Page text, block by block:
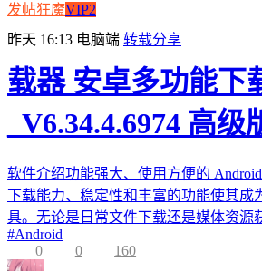
发帖狂魔VIP2
昨天 16:13 电脑端 转载分享
载器 安卓多功能下
_V6.34.4.6974 高级
软件介绍功能强大、使用方便的
下载能力、稳定性和丰富的功能使其成
具。无论是日常文件下载还是媒体资源
#Android
0
0 160